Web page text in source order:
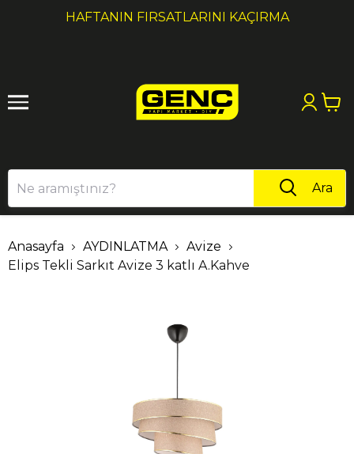
HAFTANIN FIRSATLARINI KAÇIRMA
1 2
Ara
Anasayfa AYDINLATMA
Avize
Elips Tekli Sarkıt Avize 3 katlı A.Kahve